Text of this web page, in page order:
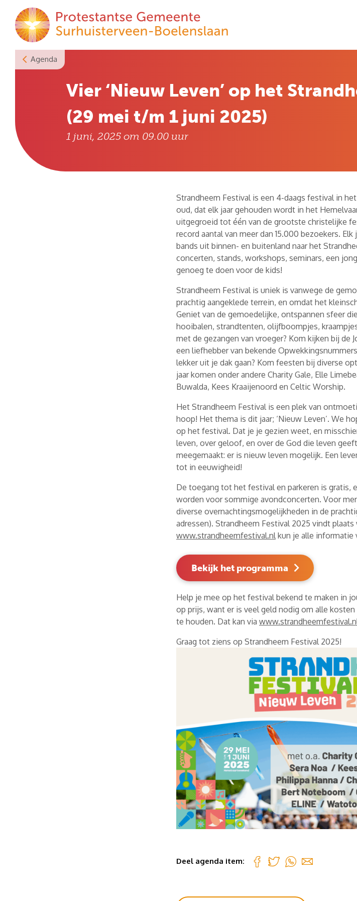
content
Agenda
Vier ‘Nieuw Leven’ op het
(29 mei t/m 1 juni 2025)
1 juni, 2025 om 09.00 uur
Strandheem Festival is een 4-daags festival in
oud, dat elk jaar gehouden wordt in het
uitgegroeid tot één van de grootste christelijke
record aantal van meer dan 15.000 bezoekers.
bands uit binnen- en buitenland naar het
concerten, stands, workshops, seminars, een
genoeg te doen voor de kids!
Strandheem Festival is uniek is vanwege de
prachtig aangeklede terrein, en omdat het
Geniet van de gemoedelijke, ontspannen sfeer
hooibalen, strandtenten, olijfboompjes,
met de gezangen van vroeger? Kom kijken bij de
een liefhebber van bekende
lekker uit je dak gaan? Kom feesten bij diverse
jaar komen onder andere Charity Gale, Elle
Buwalda, Kees Kraaijenoord en Celtic Worship.
Het Strandheem Festival is een plek van
hoop! Het thema is dit jaar; ‘Nieuw Leven’. We
op het festival. Dat je je gezien weet, en
leven, over geloof, en over de God die leven
meegemaakt: er is nieuw leven mogelijk. Een
tot in eeuwigheid!
De toegang tot het festival en parkeren is gratis,
worden voor sommige avondconcerten. Voor
diverse overnachtingsmogelijkheden in de
adressen). Strandheem Festival 2025 vindt plaats
www.strandheemfestival.nlkun je alle informatie
Bekijk het programma
Help je mee op het festival bekend te maken in
op prijs, want er is veel geld nodig om alle
te houden. Dat kan via
Graag tot ziens op Strandheem Festival 2025!
Deel agenda item: